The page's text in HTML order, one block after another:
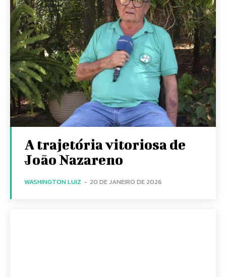
A trajetória vitoriosa de
João Nazareno
WASHINGTON LUIZ - 20 DE JANEIRO DE 2026